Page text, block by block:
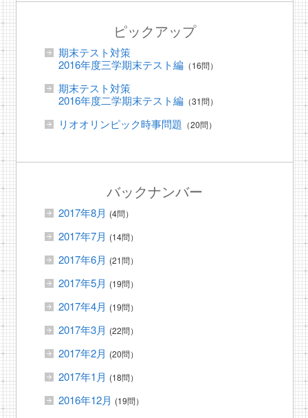
ピックアップ
期末テスト対策
2016年度三学期末テスト編（16問）
期末テスト対策
2016年度二学期末テスト編（31問）
リオオリンピック時事問題 （20問）
バックナンバー
2017年8月 (4問）
2017年7月 (14問）
2017年6月 (21問）
2017年5月 (19問）
2017年4月 (19問）
2017年3月 (22問）
2017年2月 (20問）
2017年1月 (18問）
2016年12月 (19問）